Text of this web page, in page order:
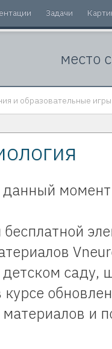
Задачи
место
и образовательные
саду,
и